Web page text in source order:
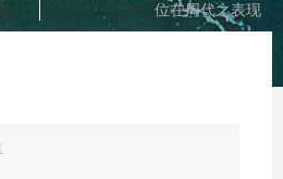
位在周代之表现